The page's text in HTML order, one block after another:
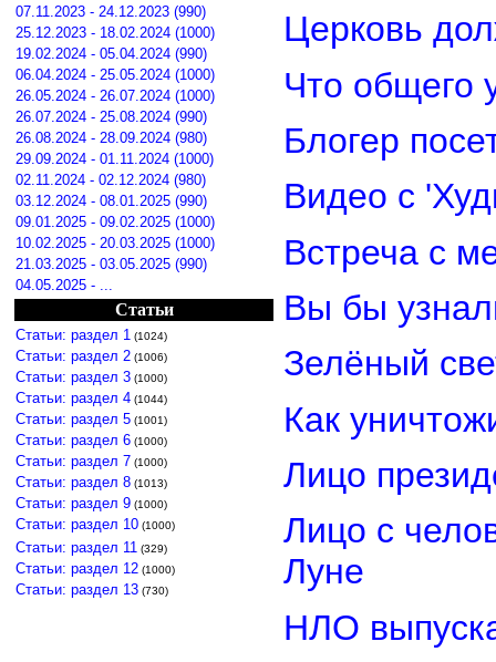
07.11.2023 - 24.12.2023 (990)
25.12.2023 - 18.02.2024 (1000)
19.02.2024 - 05.04.2024 (990)
06.04.2024 - 25.05.2024 (1000)
26.05.2024 - 26.07.2024 (1000)
26.07.2024 - 25.08.2024 (990)
26.08.2024 - 28.09.2024 (980)
29.09.2024 - 01.11.2024 (1000)
02.11.2024 - 02.12.2024 (980)
03.12.2024 - 08.01.2025 (990)
09.01.2025 - 09.02.2025 (1000)
10.02.2025 - 20.03.2025 (1000)
21.03.2025 - 03.05.2025 (990)
04.05.2025 - ...
Статьи
Статьи: раздел 1 (1024)
Статьи: раздел 2 (1006)
Статьи: раздел 3 (1000)
Статьи: раздел 4 (1044)
Статьи: раздел 5 (1001)
Статьи: раздел 6 (1000)
Статьи: раздел 7 (1000)
Статьи: раздел 8 (1013)
Статьи: раздел 9 (1000)
Статьи: раздел 10 (1000)
Статьи: раздел 11 (329)
Статьи: раздел 12 (1000)
Статьи: раздел 13 (730)
Церковь
Что общего
Блогер
Видео с
Встреча с
Вы бы
Зелёный
Как
Лицо
Лицо с
Луне
НЛО